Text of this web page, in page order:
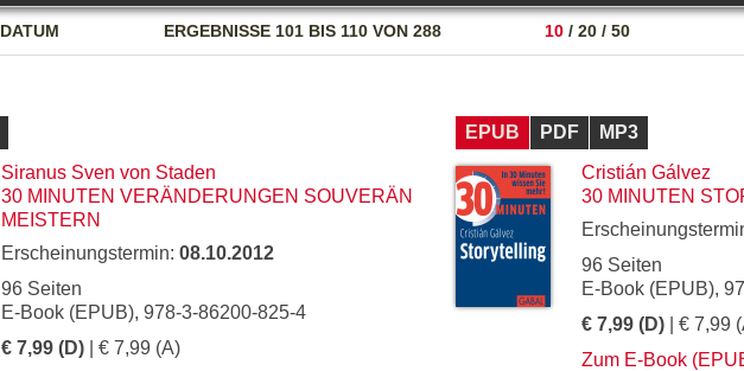
DATUM ERGEBNISSE 101 BIS 110 VON 288 10 / 20 / 50
Siranus Sven von Staden
30 MINUTEN VERÄNDERUNGEN SOUVERÄN
MEISTERN
Erscheinungstermin: 08.10.2012
96 Seiten
E-Book (EPUB), 978-3-86200-825-4
€ 7,99 (D) | € 7,99 (A)
EPUB PDF
MP3
Cristián Gálvez
30 MINUTEN
96 Seiten
E-Book (EPUB),
€ 7,99 (D) | € 7,99
Zum E-Book
Name Anbieter Zweck
CMS_SESSION_ID
gabal-
Wird für die Speicherung der Benutzer-Session verwendet